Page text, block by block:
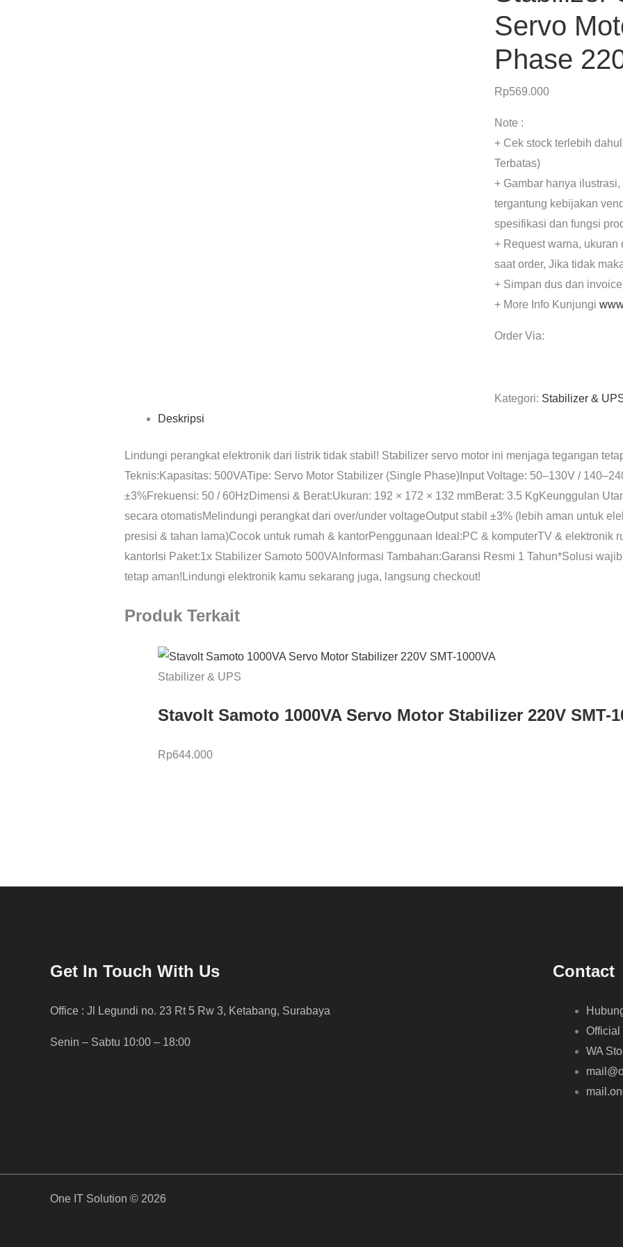
Servo
Phase
Rp569.000
Note :
+ Cek stock terlebih
Terbatas)
+ Gambar hanya
tergantung kebijakan
spesifikasi dan fungsi
+ Request warna, ukuran
saat order, Jika tidak
+ Simpan dus dan
+ More Info Kunjungi
Order Via:
Kategori: Stabilizer &
Deskripsi
Lindungi perangkat elektronik dari listrik tidak stabil! Stabilizer servo motor ini menjaga tegangan
Teknis:Kapasitas: 500VATipe: Servo Motor Stabilizer (Single Phase)Input Voltage: 50–130V /
±3%Frekuensi: 50 / 60HzDimensi & Berat:Ukuran: 192 × 172 × 132 mmBerat: 3.5 KgKeunggulan
secara otomatisMelindungi perangkat dari over/under voltageOutput stabil ±3% (lebih aman untuk
presisi & tahan lama)Cocok untuk rumah & kantorPenggunaan Ideal:PC & komputerTV & elektronik
kantorIsi Paket:1x Stabilizer Samoto 500VAInformasi Tambahan:Garansi Resmi 1 Tahun*Solusi
tetap aman!Lindungi elektronik kamu sekarang juga, langsung checkout!
Produk Terkait
Stabilizer & UPS
Stavolt Samoto 1000VA Servo Motor Stabilizer 220V SMT-
Rp644.000
Get In Touch With Us
Office : Jl Legundi no. 23 Rt 5 Rw 3, Ketabang, Surabaya
Senin – Sabtu 10:00 – 18:00
Contact
Official
WA
One IT Solution © 2026